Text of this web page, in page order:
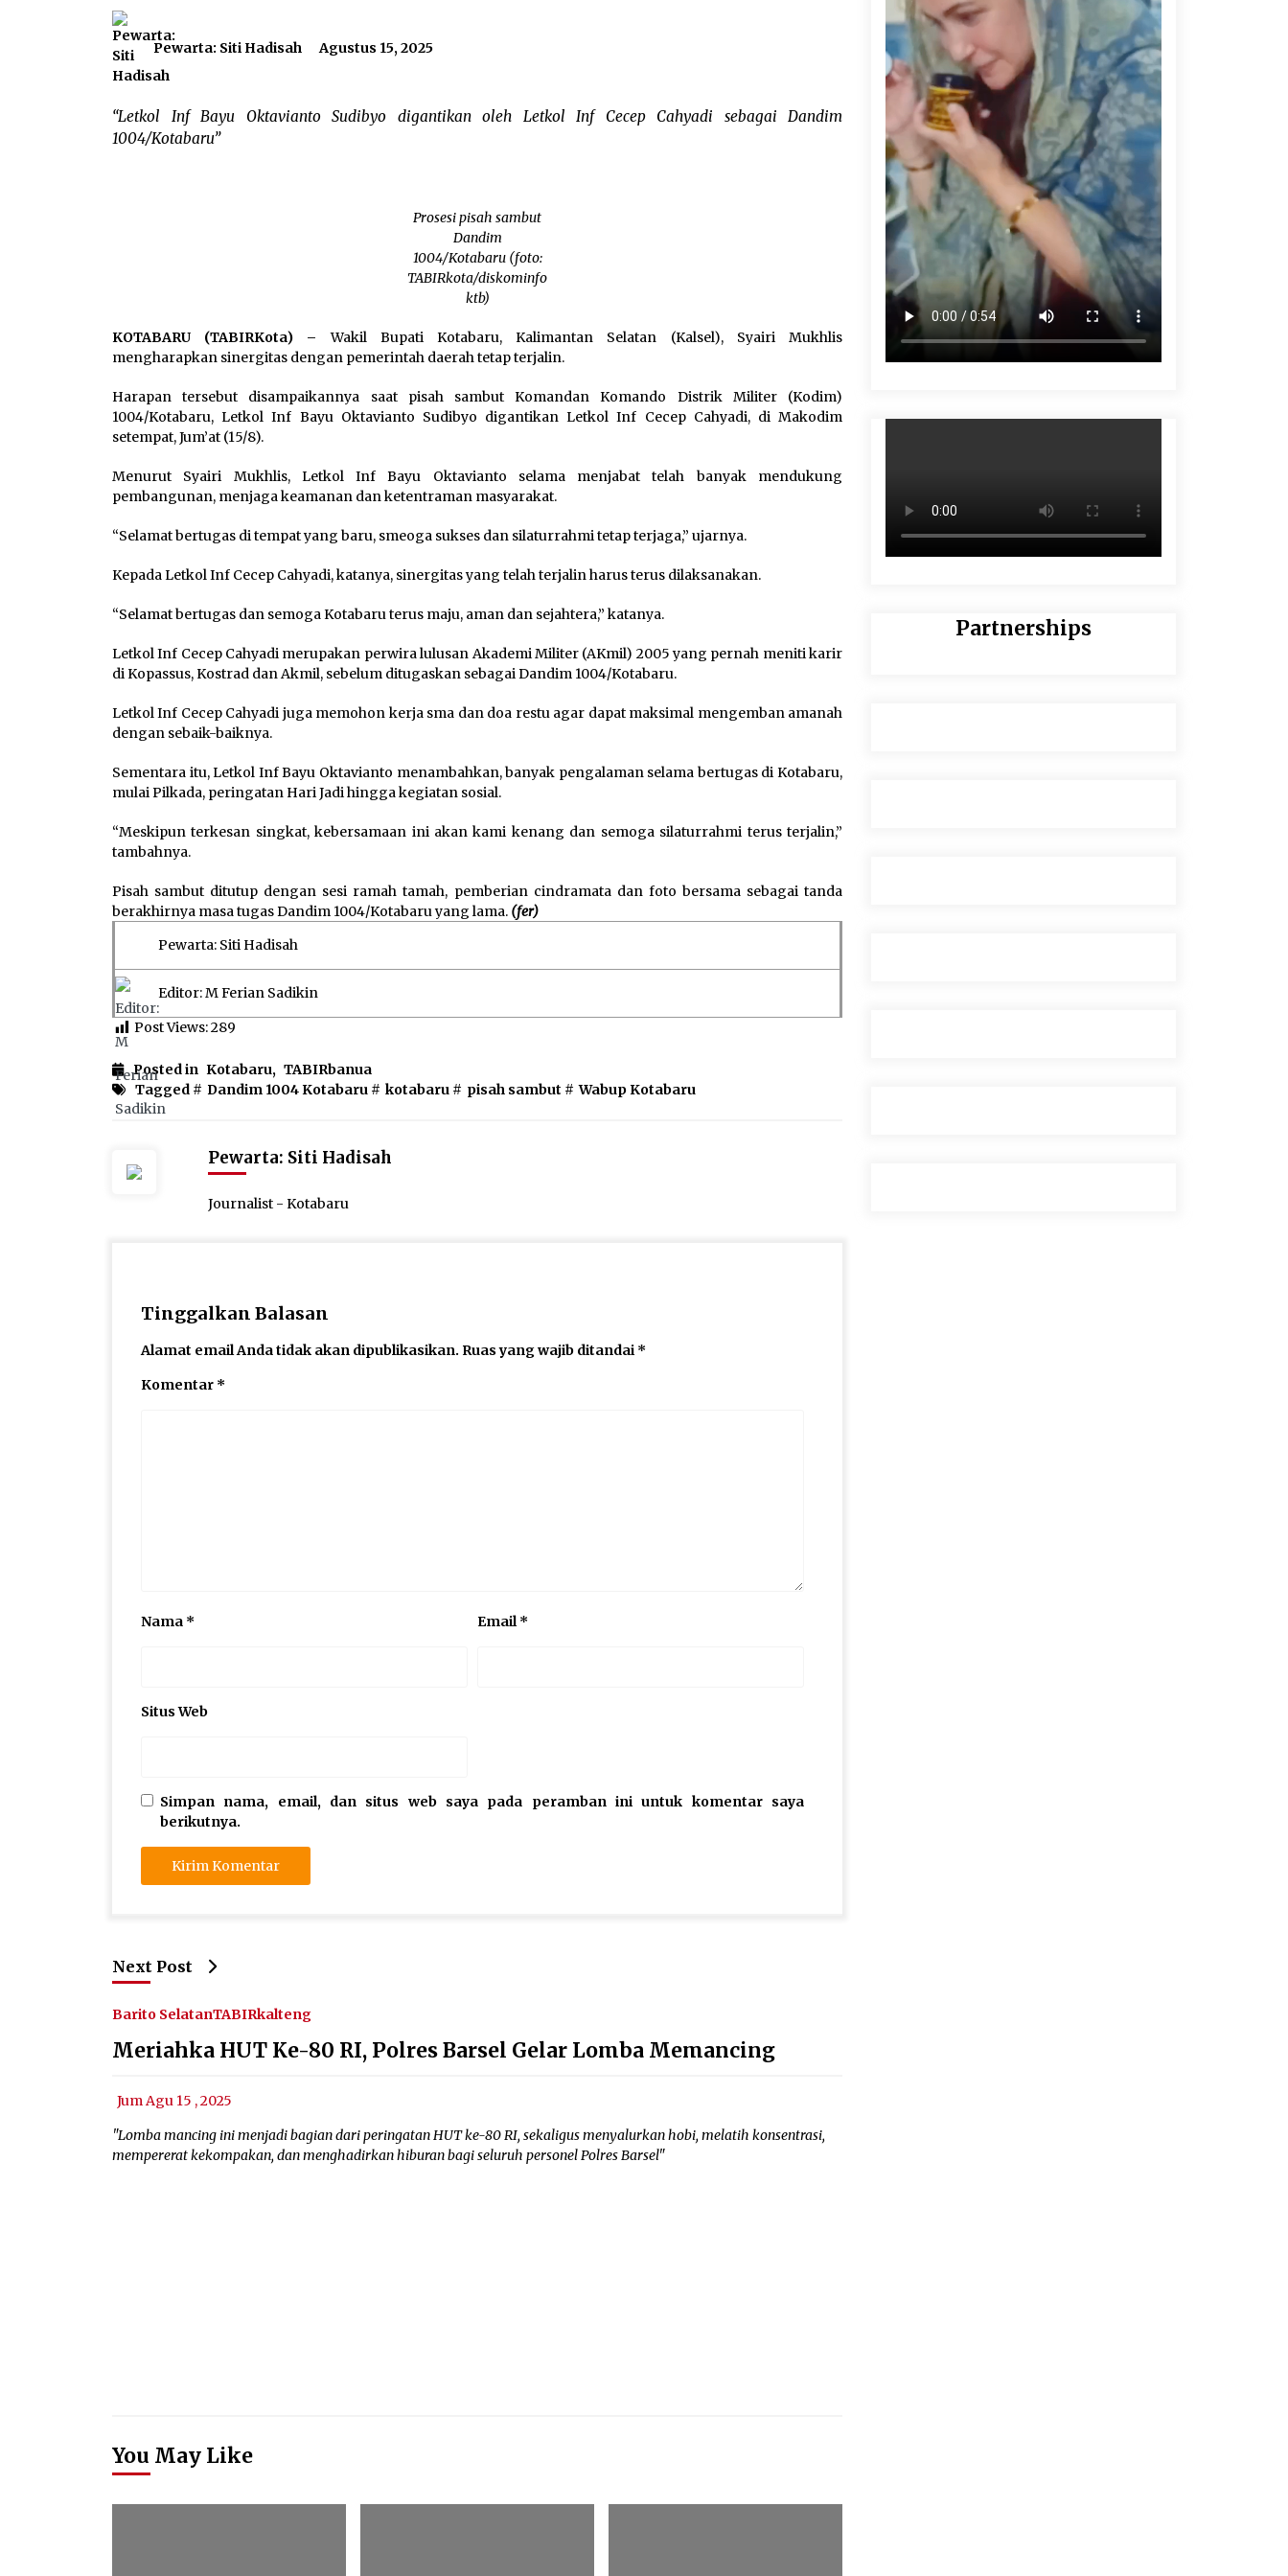
Pewarta: Siti Hadisah Agustus 15, 2025
“Letkol Inf Bayu Oktavianto Sudibyo digantikan oleh Letkol Inf Cecep Cahyadi sebagai Dandim
1004/Kotabaru”
Prosesi pisah sambut
Dandim
1004/Kotabaru (foto:
TABIRkota/diskominfo
ktb)
KOTABARU (TABIRKota) –Wakil Bupati Kotabaru, Kalimantan Selatan (Kalsel), Syairi Mukhlis
mengharapkan sinergitas dengan pemerintah daerah tetap terjalin.
Harapan tersebut disampaikannya saat pisah sambut Komandan Komando Distrik Militer (Kodim)
1004/Kotabaru, Letkol Inf Bayu Oktavianto Sudibyo digantikan Letkol Inf Cecep Cahyadi, di Makodim
setempat, Jum’at (15/8).
Menurut Syairi Mukhlis, Letkol Inf Bayu Oktavianto selama menjabat telah banyak mendukung
pembangunan, menjaga keamanan dan ketentraman masyarakat.
“Selamat bertugas di tempat yang baru, smeoga sukses dan silaturrahmi tetap terjaga,” ujarnya.
Kepada Letkol Inf Cecep Cahyadi, katanya, sinergitas yang telah terjalin harus terus dilaksanakan.
“Selamat bertugas dan semoga Kotabaru terus maju, aman dan sejahtera,” katanya.
Letkol Inf Cecep Cahyadi merupakan perwira lulusan Akademi Militer (AKmil) 2005 yang pernah meniti karir
di Kopassus, Kostrad dan Akmil, sebelum ditugaskan sebagai Dandim 1004/Kotabaru.
Letkol Inf Cecep Cahyadi juga memohon kerja sma dan doa restu agar dapat maksimal mengemban amanah
dengan sebaik-baiknya.
Sementara itu, Letkol Inf Bayu Oktavianto menambahkan, banyak pengalaman selama bertugas di Kotabaru,
mulai Pilkada, peringatan Hari Jadi hingga kegiatan sosial.
“Meskipun terkesan singkat, kebersamaan ini akan kami kenang dan semoga silaturrahmi terus terjalin,”
tambahnya.
Pisah sambut ditutup dengan sesi ramah tamah, pemberian cindramata dan foto bersama sebagai tanda
berakhirnya masa tugas Dandim 1004/Kotabaru yang lama. (fer)
Pewarta: Siti Hadisah
Editor: M Ferian Sadikin
Post Views:289
Posted in Kotabaru, TABIRbanua
Tagged # Dandim 1004 Kotabaru # kotabaru # pisah sambut # Wabup Kotabaru
Pewarta: Siti Hadisah
Journalist - Kotabaru
Tinggalkan Balasan
Alamat email Anda tidak akan dipublikasikan. Ruas yang wajib ditandai *
Komentar *
Nama * Email *
Situs Web
Simpan nama, email, dan situs web saya pada peramban ini untuk komentar saya
berikutnya.
Next Post
Barito SelatanTABIRkalteng
Meriahka HUT Ke-80 RI, Polres Barsel Gelar Lomba Memancing
Jum Agu 15 , 2025
"Lomba mancing ini menjadi bagian dari peringatan HUT ke-80 RI, sekaligus menyalurkan hobi, melatih konsentrasi,
mempererat kekompakan, dan menghadirkan hiburan bagi seluruh personel Polres Barsel"
You May Like
Partnerships